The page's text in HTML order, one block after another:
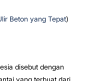
Beton yang Tepat)
disebut dengan